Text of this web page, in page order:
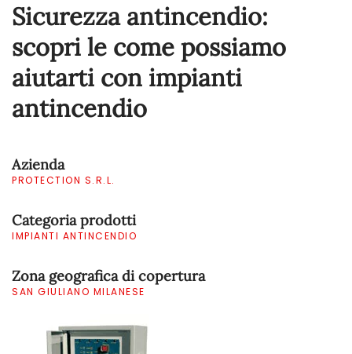
Sicurezza antincendio:
scopri le come possiamo
aiutarti con impianti
antincendio
Azienda
PROTECTION S.R.L.
Categoria prodotti
IMPIANTI ANTINCENDIO
Zona geografica di copertura
SAN GIULIANO MILANESE